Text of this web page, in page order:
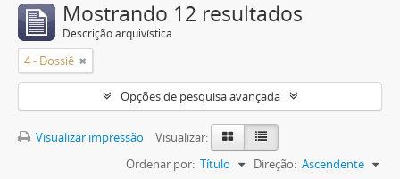
Mostrando 12 resultados
Descrição arquivística
4 - Dossiê
Opções de pesquisa avançada
Visualizar impressão
Visualizar:
Ordenar por: Título Direção: Ascendente